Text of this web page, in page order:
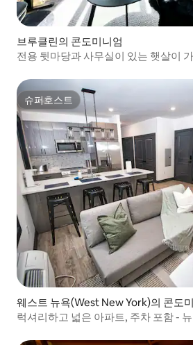
브루클린의 콘도미니엄
전용 뒷마당과 사무실이 있는 햇살이
슈퍼호스트
슈퍼호스트
웨스트 뉴욕(West New York)의 콘도
럭셔리하고 넓은 아파트, 주차 포함 -